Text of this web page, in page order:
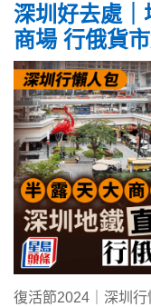
深圳好去處｜
商場 行俄貨
復活節2024｜深圳